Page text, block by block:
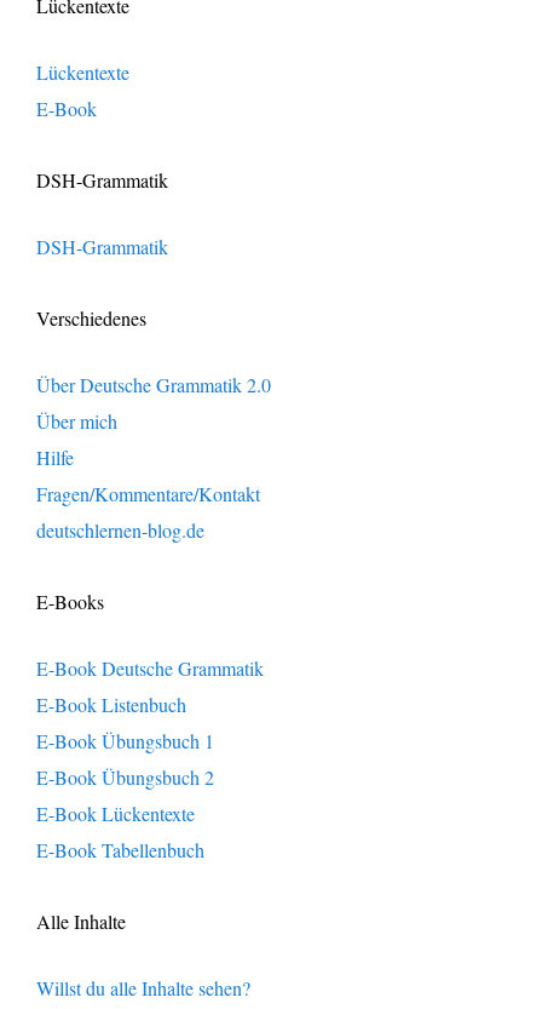
Lückentexte
Lückentexte
E-Book
DSH-Grammatik
DSH-Grammatik
Verschiedenes
Über Deutsche Grammatik 2.0
Über mich
Hilfe
Fragen/Kommentare/Kontakt
deutschlernen-blog.de
E-Books
E-Book Deutsche Grammatik
E-Book Listenbuch
E-Book Übungsbuch 1
E-Book Übungsbuch 2
E-Book Lückentexte
E-Book Tabellenbuch
Alle Inhalte
Willst du alle Inhalte sehen?